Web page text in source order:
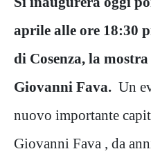
aprile alle ore 18:30
di Cosenza, la
Giovanni Fava. Un
nuovo importante
Giovanni Fava , da